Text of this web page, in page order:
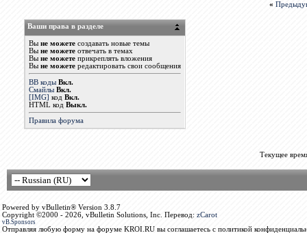
«
Ваши права в разделе
Вы не можетесоздавать новые темы
Вы не можетеотвечать в темах
Вы не можетеприкреплять вложения
Вы не можетередактировать свои сообщения
BB коды Вкл.
Смайлы Вкл.
[IMG] код Вкл.
HTML код Выкл.
Правила форума
Текущее
Powered by vBulletin® Version 3.8.7
Copyright ©2000 - 2026, vBulletin Solutions, Inc. Перевод: zCarot
vB.Sponsors
Отправляя любую форму на форуме KROI.RU вы соглашаетесь с политикой